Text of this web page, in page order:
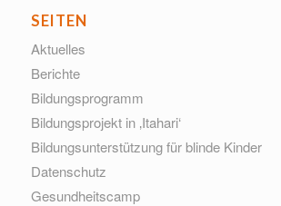
SEITEN
Aktuelles
Berichte
Bildungsprogramm
Bildungsprojekt in ‚Itahari‘
Bildungsunterstützung für blinde Kinder
Datenschutz
Gesundheitscamp